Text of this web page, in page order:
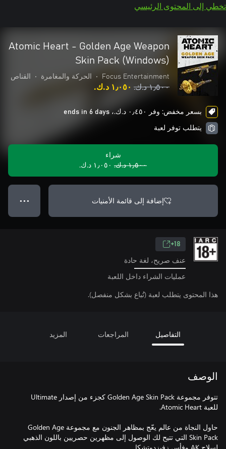
تخطي إلى المحتوى الرئيسي
Atomic Heart - Golden Age Weapon
Skin Pack (Windows)
Focus Entertainment
• الحركة والمغامرة • القناص
١٫٥٠٠ د.ك.‏ ١٫٠٥٠ د.ك.‏
بسعر مخفض: وفر ٠٫٤٥٠ د.ك.‏، ends in 6 days
يتطلب توفر لعبة
شراء
١٫٥٠٠ د.ك.‏
١٫٠٥٠ د.ك.‏
إضافة إلى قائمة الأمنيات ● ● ●
18+
عنف صريح، لغة حادة
عمليات الشراء داخل اللعبة
هذا المحتوى يتطلب لعبة (تُباع بشكل منفصل).
التفاصيل المراجعات المزيد
الوصف
تتوفر مجموعة Golden Age Skin Pack كجزء من إصدار Ultimate
حاول النجاة من عالم يعّج بمظاهر الجنون مع مجموعة Golden Age
Skin Pack التي تتيح لك الوصول إلى مظهرين حصريين باللون الذهبي
لسلاح AK وفأس زفيزدوتشكا